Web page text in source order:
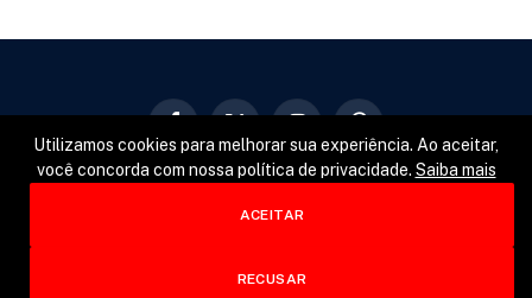
(Twitter)
Utilizamos cookies para melhorar sua experiência. Ao aceitar,
você concorda com nossa política de privacidade. Saiba mais
ACEITAR
RECUSAR